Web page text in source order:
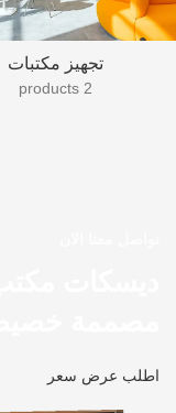
تجهيز مكتبات
2 products
اطلب عرض سعر